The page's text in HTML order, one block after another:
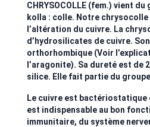
CHRYSOCOLLE (fem.) vient
kolla : colle. Notre chrysocolle
l’altération du cuivre. La
d’hydrosilicates de cuivre.
orthorhombique (Voir
l’aragonite). Sa dureté est de
silice. Elle fait partie du
Le cuivre est
est indispensable au bon
immunitaire, du système